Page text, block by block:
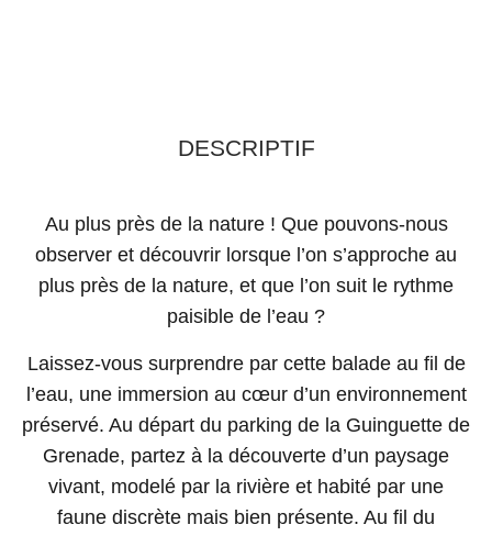
DESCRIPTIF
Au plus près de la nature ! Que pouvons-nous
observer et découvrir lorsque l’on s’approche au
plus près de la nature, et que l’on suit le rythme
paisible de l’eau ?
Laissez-vous surprendre par cette balade au fil de
l’eau, une immersion au cœur d’un environnement
préservé. Au départ du parking de la Guinguette de
Grenade, partez à la découverte d’un paysage
vivant, modelé par la rivière et habité par une
faune discrète mais bien présente. Au fil du